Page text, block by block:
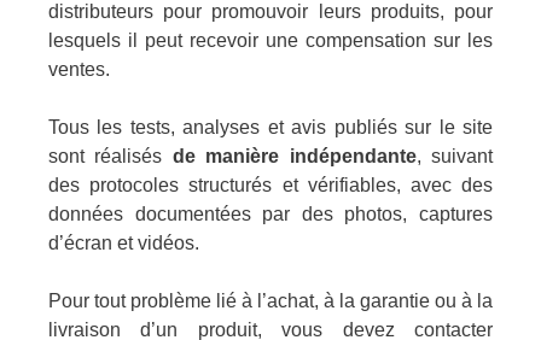
distributeurs pour promouvoir leurs produits, pour
lesquels il peut recevoir une compensation sur les
ventes.
Tous les tests, analyses et avis publiés sur le site
sont réalisés de manière indépendante, suivant
des protocoles structurés et vérifiables, avec des
données documentées par des photos, captures
d’écran et vidéos.
Pour tout problème lié à l’achat, à la garantie ou à la
livraison d’un produit, vous devez contacter